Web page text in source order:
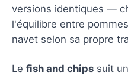
versions identiques —
l'équilibre entre
navet selon sa propre
Le fish and chips suit